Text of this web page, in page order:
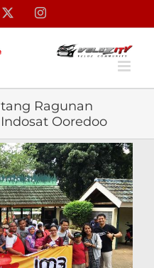
Instagram
Ragunan
Ooredoo